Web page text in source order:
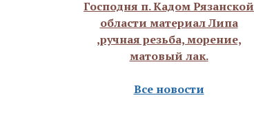
Господня п. Кадом Рязанской
области материал Липа
,ручная резьба, морение,
матовый лак.
Все новости